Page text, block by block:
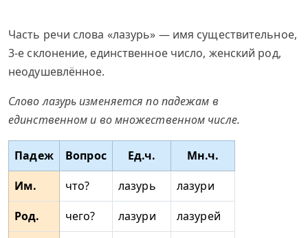
Часть речи слова «лазурь» — имя существительное,
3-е склонение, единственное число, женский род,
неодушевлённое.
Слово лазурь изменяется по падежам в
единственном и во множественном числе.
Падеж Вопрос Ед.ч.
Мн.ч.
Им.
что? лазурь
лазури
Род.
чего? лазури
лазурей